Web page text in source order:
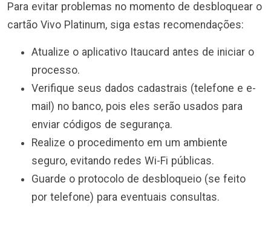
Para evitar problemas no momento de desbloquear o
cartão Vivo Platinum, siga estas recomendações:
Atualize o aplicativo Itaucard antes de iniciar o
processo.
Verifique seus dados cadastrais (telefone e e-
mail) no banco, pois eles serão usados para
enviar códigos de segurança.
Realize o procedimento em um ambiente
seguro, evitando redes Wi-Fi públicas.
Guarde o protocolo de desbloqueio (se feito
por telefone) para eventuais consultas.